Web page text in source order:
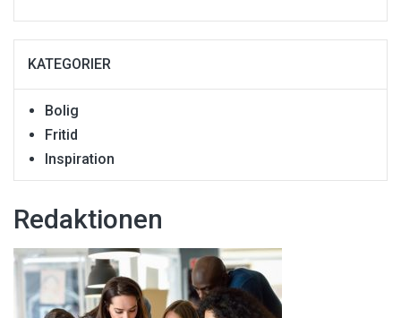
KATEGORIER
Bolig
Fritid
Inspiration
Redaktionen